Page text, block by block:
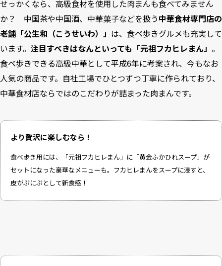
せっかくなら、高級食材を使用した肉まんも食べてみません
か？ 中国茶や中国酒、中華菓子などを扱う中華食材専門店の
老舗「公生和（こうせいわ）」 は、食べ歩きグルメも充実して
います。 注目すべきはなんといっても「元祖フカヒレまん」 。
食べ歩きできる高級中華として平成6年に考案され、今もなお
人気の商品です。自社工場でひとつずつ丁寧に作られており、
中華食材店ならではのこだわりが詰まった肉まんです。
より贅沢に楽しむなら！
食べ歩き用には、「元祖フカヒレまん」に「黄金ふかひれスープ」が
セットになった豪華なメニューも。フカヒレまんをスープに浸すと、
皮がぷにぷとして新食感！